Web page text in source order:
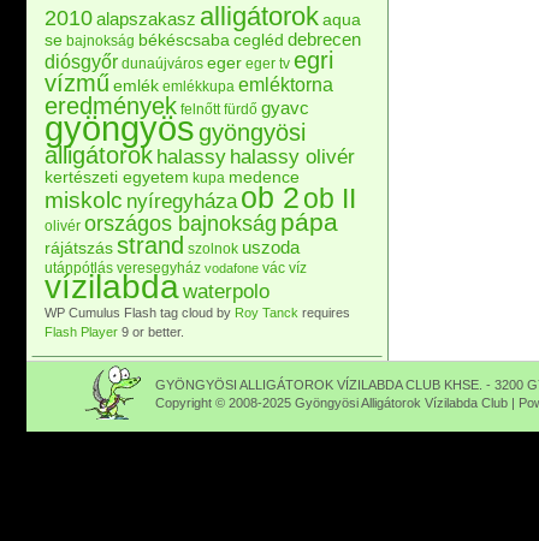
2010alapszakasz alligátorokaqua
se bajnokság békéscsaba cegléd debrecen
diósgyőr dunaújváros eger eger tv egri
vízműemlék emlékkupa emléktorna
eredmények felnőtt fürdő gyavc
gyöngyösgyöngyösi
alligátorok halassy halassy olivér
kertészeti egyetem kupa medence
miskolc nyíregyháza ob 2ob II
olivér országos bajnokság pápa
rájátszás strand szolnok uszoda
utánpótlás veresegyház vodafone vác víz
vízilabdawaterpolo
WP Cumulus Flash tag cloud by Roy Tanck requires
Flash Player 9 or better.
GYÖNGYÖSI ALLIGÁTOROK VÍZILABDA CLUB KHSE. - 3200
Copyright © 2008-2025 Gyöngyösi Alligátorok Vízilabda Club |